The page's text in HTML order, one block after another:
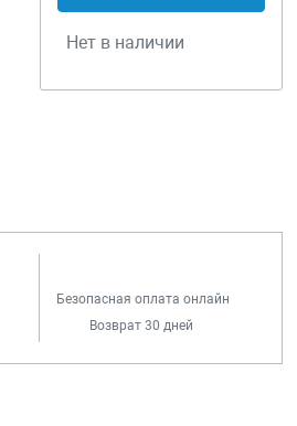
Нет в наличии
Безопасная оплата онлайн
Возврат 30 дней